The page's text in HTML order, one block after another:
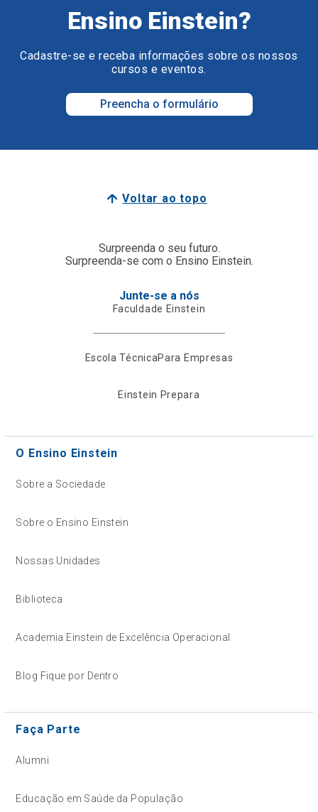
Ensino Einstein?
Cadastre-se e receba informações sobre os nossos
cursos e eventos.
Preencha o formulário
Voltar ao topo
Surpreenda o seu futuro.
Surpreenda-se com o Ensino Einstein.
Junte-se a nós
Faculdade Einstein
Escola TécnicaPara Empresas
Einstein Prepara
O Ensino Einstein
Sobre a Sociedade
Sobre o Ensino Einstein
Nossas Unidades
Biblioteca
Academia Einstein de Excelência Operacional
Blog Fique por Dentro
Faça Parte
Alumni
Educação em Saúde da População